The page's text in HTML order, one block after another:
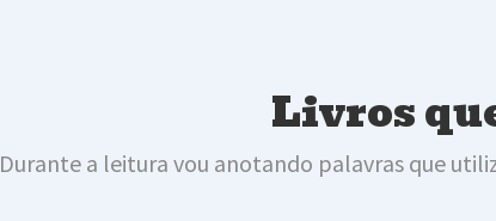
Livros
Durante a leitura vou anotando palavras que